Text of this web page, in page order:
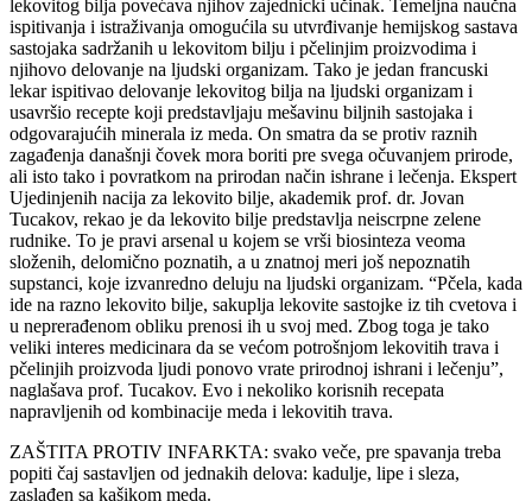
lekovitog bilja povećava njihov zajednicki učinak. Temeljna naučna
ispitivanja i istraživanja omogućila su utvrđivanje hemijskog sastava
sastojaka sadržanih u lekovitom bilju i pčelinjim proizvodima i
njihovo delovanje na ljudski organizam. Tako je jedan francuski
lekar ispitivao delovanje lekovitog bilja na ljudski organizam i
usavršio recepte koji predstavljaju mešavinu biljnih sastojaka i
odgovarajućih minerala iz meda. On smatra da se protiv raznih
zagađenja današnji čovek mora boriti pre svega očuvanjem prirode,
ali isto tako i povratkom na prirodan način ishrane i lečenja. Ekspert
Ujedinjenih nacija za lekovito bilje, akademik prof. dr. Jovan
Tucakov, rekao je da lekovito bilje predstavlja neiscrpne zelene
rudnike. To je pravi arsenal u kojem se vrši biosinteza veoma
složenih, delomično poznatih, a u znatnoj meri još nepoznatih
supstanci, koje izvanredno deluju na ljudski organizam. “Pčela, kada
ide na razno lekovito bilje, sakuplja lekovite sastojke iz tih cvetova i
u neprerađenom obliku prenosi ih u svoj med. Zbog toga je tako
veliki interes medicinara da se većom potrošnjom lekovitih trava i
pčelinjih proizvoda ljudi ponovo vrate prirodnoj ishrani i lečenju”,
naglašava prof. Tucakov. Evo i nekoliko korisnih recepata
napravljenih od kombinacije meda i lekovitih trava.
ZAŠTITA PROTIV INFARKTA: svako veče, pre spavanja treba
popiti čaj sastavljen od jednakih delova: kadulje, lipe i sleza,
zaslađen sa kašikom meda.